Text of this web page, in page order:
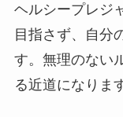
ヘルシープレジ
目指さず、自分
す。無理のない
る近道になりま